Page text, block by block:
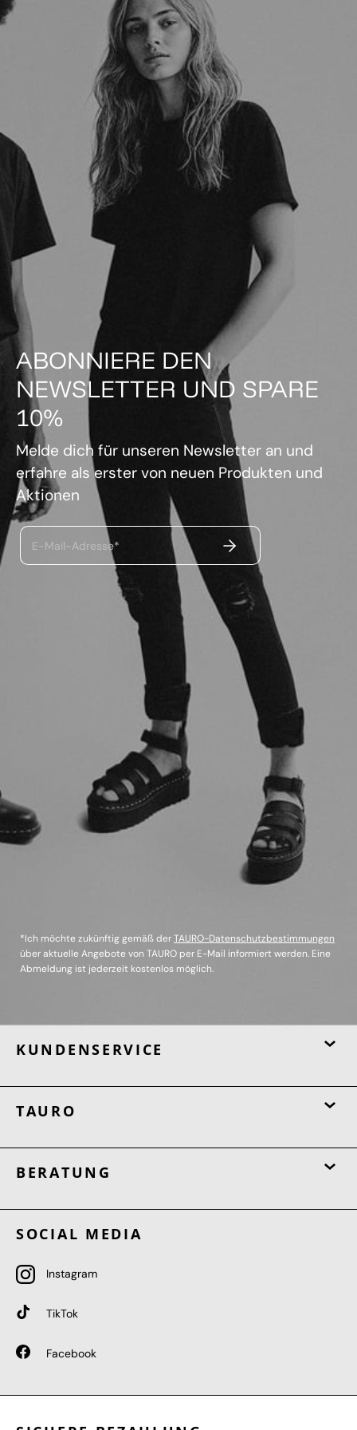
ABONNIERE DEN
NEWSLETTER UND SPARE
10%
Melde dich für unseren Newsletter an und
erfahre als erster von neuen Produkten und
Aktionen
E-Mail-Adresse* ABSENDEN
*Ich möchte zukünftig gemäß derTAURO-Datenschutzbestimmungen
über aktuelle Angebote von TAURO per E-Mail informiert werden. Eine
Abmeldung ist jederzeit kostenlos möglich.
KUNDENSERVICE
TAURO
BERATUNG
SOCIAL MEDIA
Instagram
TikTok
Facebook